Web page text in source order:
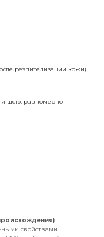
реэпителизации кожи)
и шею, равномерно
свойствами.